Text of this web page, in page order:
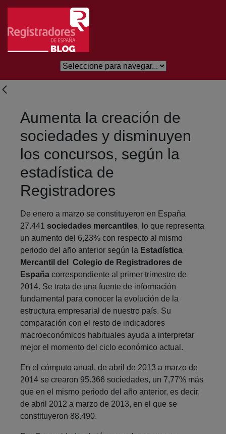
Saltar al contenido principal
Aumenta la creación de
sociedades y disminuyen
los concursos, según la
estadística de
Registradores
De enero a marzo se constituyeron en España
27.441 sociedades mercantiles, lo que representa
un aumento del 6,23% con respecto al mismo
periodo del año anterior según la Estadística
Mercantil del Colegio de Registradores de
España correspondiente al primer trimestre de
2014. Se trata de una fuente de información
fundamental para conocer la evolución de la
estructura empresarial de nuestro país. Su
comparación con el resto de indicadores
macroeconómicos habituales ayuda a interpretar
mejor el momento del ciclo económico actual.
En el cómputo anual, de abril de 2013 a marzo de
2014 se crearon 95.366 sociedades, un 7,77% más
que en el mismo periodo del año anterior, es decir,
de abril 2012 a marzo de 2013, en el que se
constituyeron 88.490.